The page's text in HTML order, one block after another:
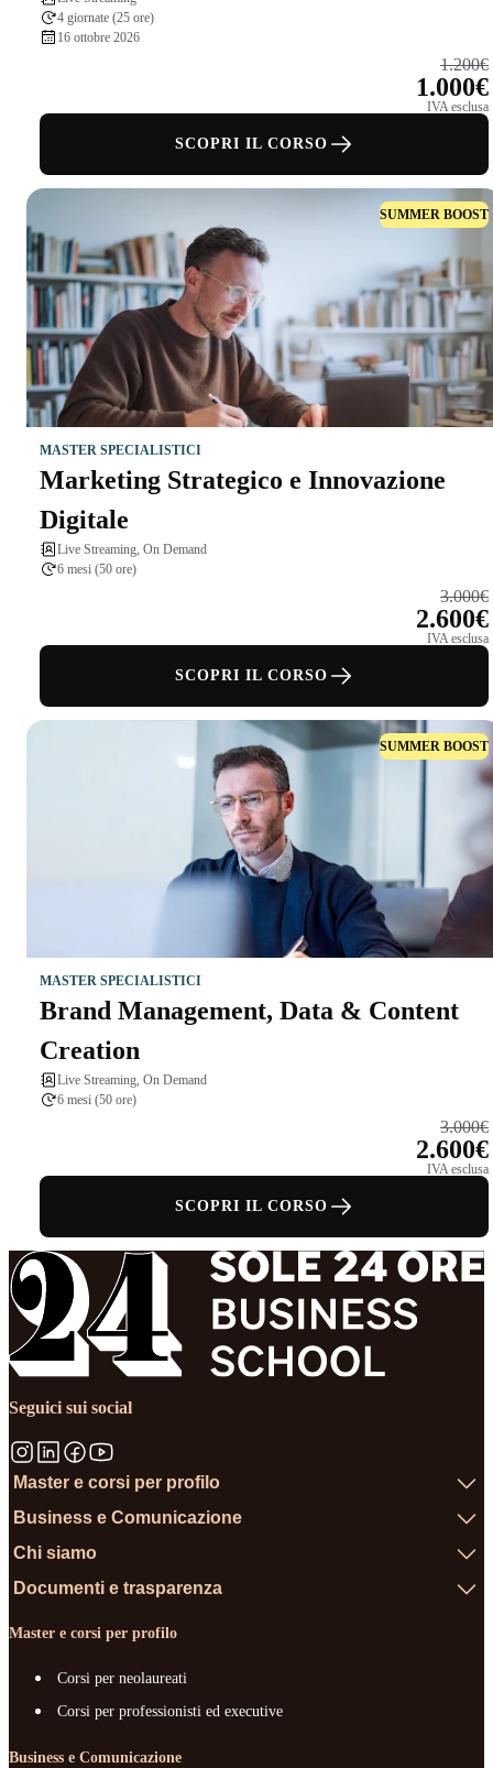
4 giornate (25 ore)
16 ottobre 2026
1.200€
1.000€
IVA esclusa
SCOPRI IL CORSO
SUMMER BOOST
MASTER SPECIALISTICI
Marketing Strategico e Innovazione
Digitale
Live Streaming, On Demand
6 mesi (50 ore)
3.000€
2.600€
IVA esclusa
SCOPRI IL CORSO
SUMMER BOOST
MASTER SPECIALISTICI
Brand Management, Data & Content
Creation
Live Streaming, On Demand
6 mesi (50 ore)
3.000€
2.600€
IVA esclusa
SCOPRI IL CORSO
Seguici sui social
Master e corsi per profilo
Business e Comunicazione
Chi siamo
Documenti e trasparenza
Master e corsi per profilo
Corsi per neolaureati
Corsi per professionisti ed executive
Business e Comunicazione